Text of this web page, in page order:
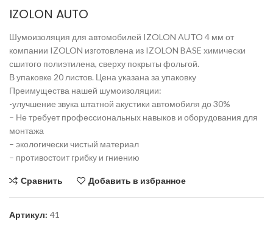
IZOLON AUTO
Шумоизоляция для автомобилей IZOLON AUTO 4 мм от
компании IZOLON изготовлена из IZOLON BASE химически
сшитого полиэтилена, сверху покрыты фольгой.
В упаковке 20 листов. Цена указана за упаковку
Преимущества нашей шумоизоляции:
-улучшение звука штатной акустики автомобиля до 30%
– Не требует профессиональных навыков и оборудования для
монтажа
– экологически чистый материал
– противостоит грибку и гниению
Сравнить Добавить в избранное
Артикул: 41